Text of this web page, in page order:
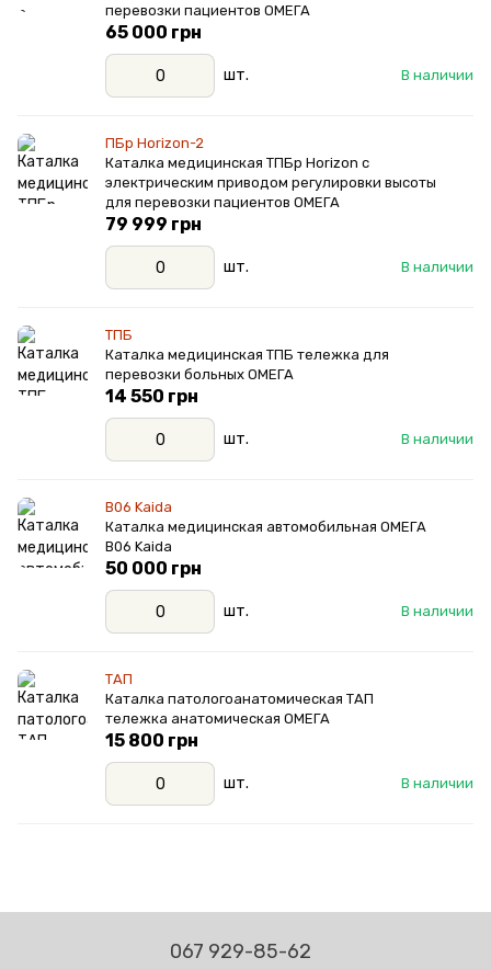
перевозки пациентов ОМЕГА
В наличии
65 000 грн
шт.
ПБр Horizon-2
Каталка медицинская ТПБр Horizon с
электрическим приводом регулировки высоты
для перевозки пациентов ОМЕГА
В наличии
79 999 грн
шт.
ТПБ
Каталка медицинская ТПБ тележка для
перевозки больных ОМЕГА
В наличии
14 550 грн
шт.
В06 Kaida
Каталка медицинская автомобильная ОМЕГА
В06 Kaida
В наличии
50 000 грн
шт.
ТАП
Каталка патологоанатомическая ТАП
тележка анатомическая ОМЕГА
В наличии
15 800 грн
шт.
067 929-85-62